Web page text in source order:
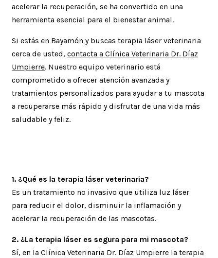
acelerar la recuperación, se ha convertido en una
herramienta esencial para el bienestar animal.
Si estás en Bayamón y buscas terapia láser veterinaria
cerca de usted, contacta a Clínica Veterinaria Dr. Díaz
Umpierre. Nuestro equipo veterinario está
comprometido a ofrecer atención avanzada y
tratamientos personalizados para ayudar a tu mascota
a recuperarse más rápido y disfrutar de una vida más
saludable y feliz.
1. ¿Qué es la terapia láser veterinaria?
Es un tratamiento no invasivo que utiliza luz láser
para reducir el dolor, disminuir la inflamación y
acelerar la recuperación de las mascotas.
2. ¿La terapia láser es segura para mi mascota?
Sí, en la Clínica Veterinaria Dr. Díaz Umpierre la terapia